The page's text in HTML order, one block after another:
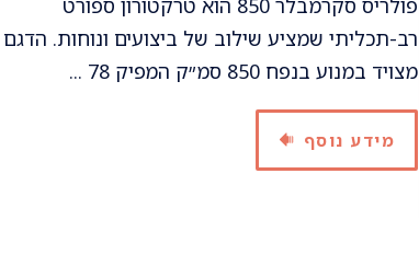
רב-תכליתי שמציע שילוב של ביצועים ונוחות. הדגם
מצויד במנוע בנפח 850 סמ״ק המפיק 78 ...
מידע נוסף